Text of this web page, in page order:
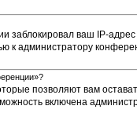
заблокировал ваш IP-
к администратору
позволяют вам
включена